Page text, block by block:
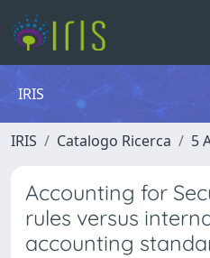
IRIS
IRIS Catalogo Ricerca 5
Accounting for
rules versus
accounting